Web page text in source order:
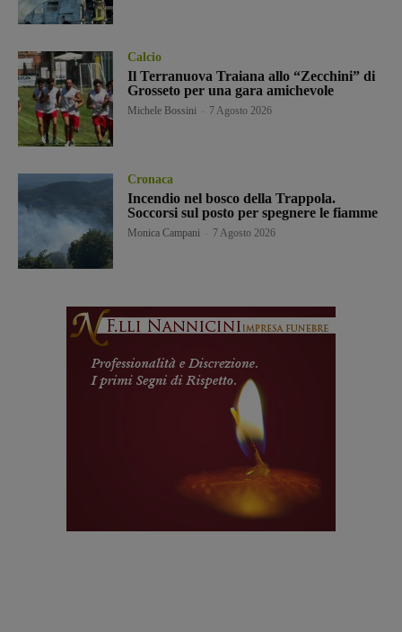
Calcio
Il Terranuova Traiana allo “Zecchini” di
Grosseto per una gara amichevole
Michele Bossini 7 Agosto 2026
Cronaca
Incendio nel bosco della Trappola.
Soccorsi sul posto per spegnere le fiamme
Monica Campani 7 Agosto 2026